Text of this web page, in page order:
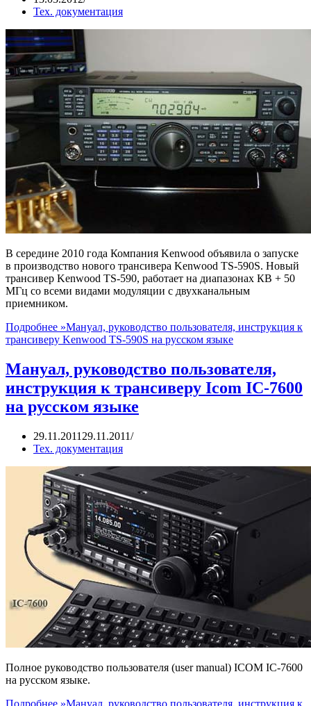
Тех. документация
В середине 2010 года Компания Kenwood объявила о запуске
в производство нового трансивера Kenwood TS-590S. Новый
трансивер Kenwood TS-590, работает на диапазонах КВ + 50
МГц со всеми видами модуляции с двухканальным
приемником.
Подробнее »Мануал, руководство пользователя, инструкция к
трансиверу Kenwood TS-590S на русском языке
Мануал, руководство пользователя,
инструкция к трансиверу Icom IC-7600
на русском языке
29.11.2011 29.11.2011
Тех. документация
Полное руководство пользователя (user manual) ICOM IC-7600
на русском языке.